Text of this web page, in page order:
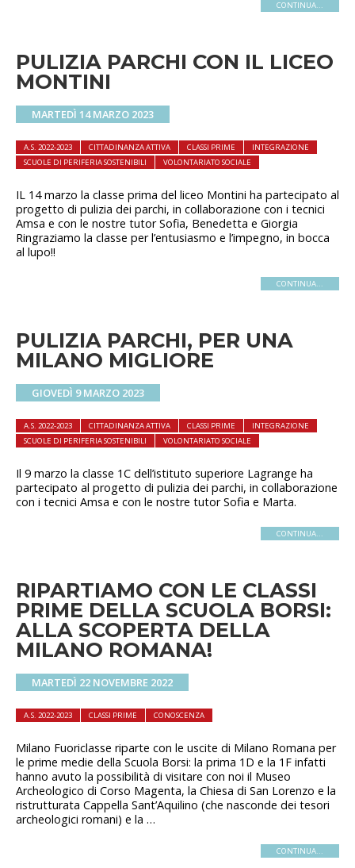
CONTINUA...
PULIZIA PARCHI CON IL LICEO
MONTINI
MARTEDÌ 14 MARZO 2023
A.S. 2022-2023 CITTADINANZA ATTIVA CLASSI PRIME
INTEGRAZIONE
SCUOLE DI PERIFERIA SOSTENIBILI
VOLONTARIATO SOCIALE
IL 14 marzo la classe prima del liceo Montini ha partecipato al
progetto di pulizia dei parchi, in collaborazione con i tecnici
Amsa e con le nostre tutor Sofia, Benedetta e Giorgia
Ringraziamo la classe per l’entusiasmo e l’impegno, in bocca
al lupo!!
CONTINUA...
PULIZIA PARCHI, PER UNA
MILANO MIGLIORE
GIOVEDÌ 9 MARZO 2023
A.S. 2022-2023 CITTADINANZA ATTIVA CLASSI PRIME
INTEGRAZIONE
SCUOLE DI PERIFERIA SOSTENIBILI
VOLONTARIATO SOCIALE
Il 9 marzo la classe 1C dell’istituto superiore Lagrange ha
partecipato al progetto di pulizia dei parchi, in collaborazione
con i tecnici Amsa e con le nostre tutor Sofia e Marta.
CONTINUA...
RIPARTIAMO CON LE CLASSI
PRIME DELLA SCUOLA BORSI:
ALLA SCOPERTA DELLA
MILANO ROMANA!
MARTEDÌ 22 NOVEMBRE 2022
A.S. 2022-2023 CLASSI PRIME CONOSCENZA
Milano Fuoriclasse riparte con le uscite di Milano Romana per
le prime medie della Scuola Borsi: la prima 1D e la 1F infatti
hanno avuto la possibilità di visitare con noi il Museo
Archeologico di Corso Magenta, la Chiesa di San Lorenzo e la
ristrutturata Cappella Sant’Aquilino (che nasconde dei tesori
archeologici romani) e la …
CONTINUA...